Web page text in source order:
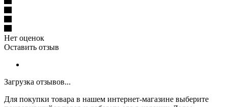
Нет оценок
Оставить отзыв
Загрузка отзывов...
Для покупки товара в нашем интернет-магазине выберите